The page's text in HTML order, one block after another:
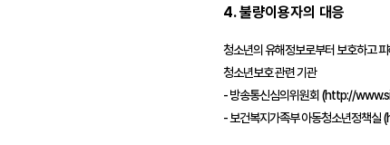
4. 불량이용자의 대응
청소년의 유해정보로부터 보호하고
청소년보호 관련 기관
- 방송통신심의위원회 (http://
- 보건복지가족부 아동청소년정책